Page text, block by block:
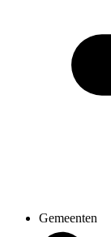
Gemeenten